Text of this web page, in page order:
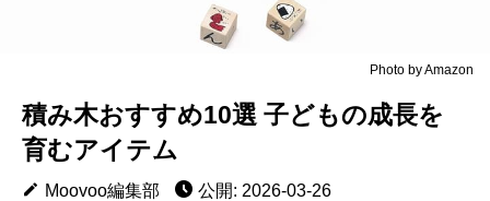
Photo by Amazon
積み木おすすめ10選 子どもの成長を
育むアイテム
Moovoo編集部
公開: 2026-03-26